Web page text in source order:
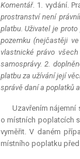
Komentář. 1. vydání.
prostranství není
platbu. Uživatel je
pozemku (nejčastěji
vlastnické právo
samosprávy. 2.
platbu za užívání její
správě daní a poplatků
Uzavřením
o místních poplatcích
vyměřit. V daném
místního poplatku